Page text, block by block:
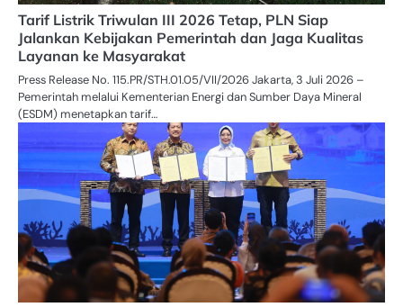
Tarif Listrik Triwulan III 2026 Tetap, PLN Siap
Jalankan Kebijakan Pemerintah dan Jaga Kualitas
Layanan ke Masyarakat
Press Release No. 115.PR/STH.01.05/VII/2026 Jakarta, 3 Juli 2026 –
Pemerintah melalui Kementerian Energi dan Sumber Daya Mineral
(ESDM) menetapkan tarif…